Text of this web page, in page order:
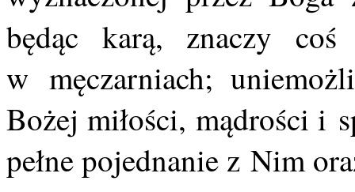
będąc karą, znaczy
w męczarniach;
Bożej miłości, mądrości i
pełne pojednanie z Nim